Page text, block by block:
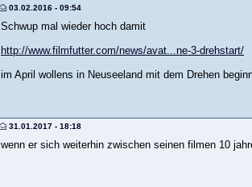
03.02.2016 - 09:54
Schwup mal wieder hoch damit
http://www.filmfutter.com/news/avat...ne-3-drehstart/
im April wollens in Neuseeland mit dem Drehen
31.01.2017 - 18:18
wenn er sich weiterhin zwischen seinen filmen 10